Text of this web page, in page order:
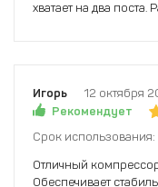
хватает на два поста.
Игорь
12 октября
Рекомендует
Срок использования:
Отличный компрессор
Обеспечивает